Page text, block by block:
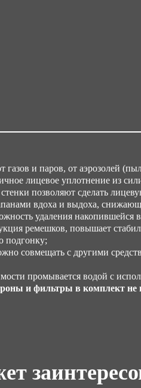
и паров, от аэрозолей
лицевое уплотнение из
позволяют сделать
вдоха и выдоха,
удаления накопившейся
ремешков, повышает
подгонку;
совмещать с другими
промывается водой с
и фильтры в комплект не